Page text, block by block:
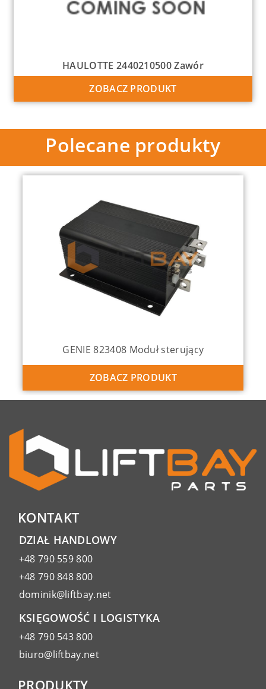
HAULOTTE 2440210500 Zawór
ZOBACZ PRODUKT
Polecane produkty
GENIE 823408 Moduł sterujący
ZOBACZ PRODUKT
KONTAKT
DZIAŁ HANDLOWY
+48 790 559 800
+48 790 848 800
dominik@liftbay.net
KSIĘGOWOŚĆ I LOGISTYKA
+48 790 543 800
biuro@liftbay.net
PRODUKTY